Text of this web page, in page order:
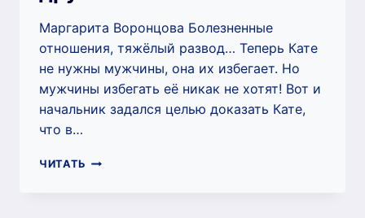
Маргарита Воронцова Болезненные
отношения, тяжёлый развод… Теперь Кате
не нужны мужчины, она их избегает. Но
мужчины избегать её никак не хотят! Вот и
начальник задался целью доказать Кате,
что в…
ЧИТАТЬ САМЫЙ